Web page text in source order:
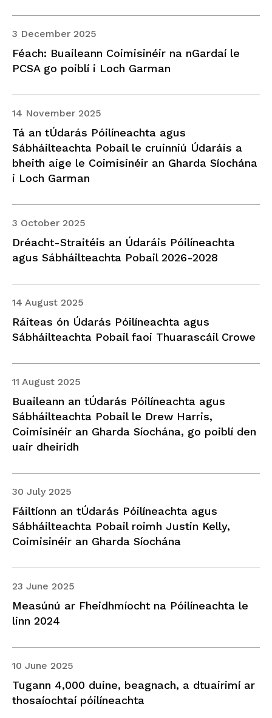
3 December 2025
Féach: Buaileann Coimisinéir na nGardaí le
PCSA go poiblí i Loch Garman
14 November 2025
Tá an tÚdarás Póilíneachta agus
Sábháilteachta Pobail le cruinniú Údaráis a
bheith aige le Coimisinéir an Gharda Síochána
i Loch Garman
3 October 2025
Dréacht-Straitéis an Údaráis Póilíneachta
agus Sábháilteachta Pobail 2026-2028
14 August 2025
Ráiteas ón Údarás Póilíneachta agus
Sábháilteachta Pobail faoi Thuarascáil Crowe
11 August 2025
Buaileann an tÚdarás Póilíneachta agus
Sábháilteachta Pobail le Drew Harris,
Coimisinéir an Gharda Síochána, go poiblí den
uair dheiridh
30 July 2025
Fáiltíonn an tÚdarás Póilíneachta agus
Sábháilteachta Pobail roimh Justin Kelly,
Coimisinéir an Gharda Síochána
23 June 2025
Measúnú ar Fheidhmíocht na Póilíneachta le
linn 2024
10 June 2025
Tugann 4,000 duine, beagnach, a dtuairimí ar
thosaíochtaí póilíneachta